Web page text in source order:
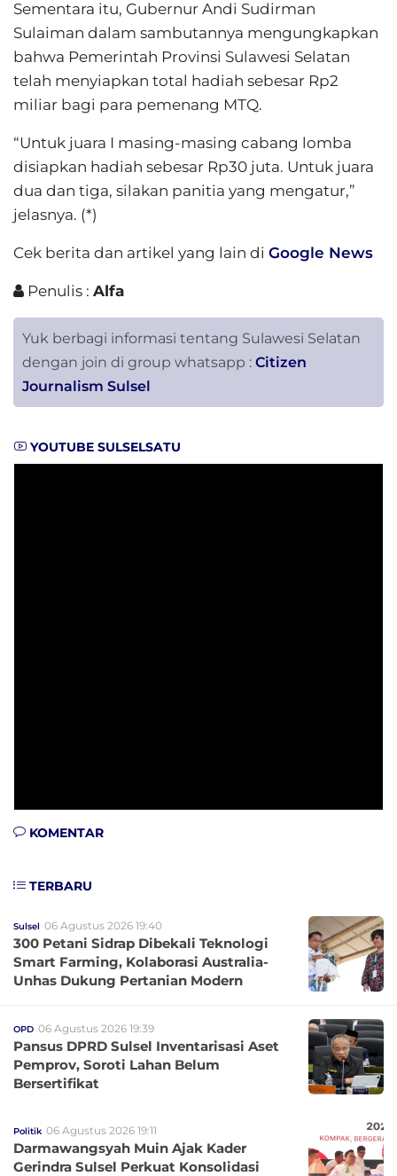
Sementara itu, Gubernur Andi Sudirman
Sulaiman dalam sambutannya mengungkapkan
bahwa Pemerintah Provinsi Sulawesi Selatan
telah menyiapkan total hadiah sebesar Rp2
miliar bagi para pemenang MTQ.
“Untuk juara I masing-masing cabang lomba
disiapkan hadiah sebesar Rp30 juta. Untuk juara
dua dan tiga, silakan panitia yang mengatur,”
jelasnya. (*)
Cek berita dan artikel yang lain di Google News
Penulis : Alfa
Yuk berbagi informasi tentang Sulawesi Selatan
dengan join di group whatsapp : Citizen
Journalism Sulsel
YOUTUBE SULSELSATU
KOMENTAR
TERBARU
Sulsel 06 Agustus 2026 19:40
300 Petani Sidrap Dibekali Teknologi
Smart Farming, Kolaborasi Australia-
Unhas Dukung Pertanian Modern
OPD 06 Agustus 2026 19:39
Pansus DPRD Sulsel Inventarisasi Aset
Pemprov, Soroti Lahan Belum
Bersertifikat
Politik 06 Agustus 2026 19:11
Darmawangsyah Muin Ajak Kader
Gerindra Sulsel Perkuat Konsolidasi